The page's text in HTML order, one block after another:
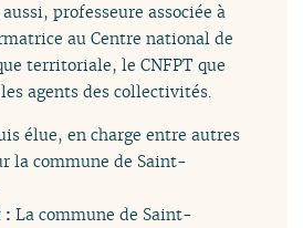
professeure associée à
au Centre national de
territoriale, le CNFPT que
agents des collectivités.
élue, en charge entre autres
la commune de Saint-
:La commune de Saint-